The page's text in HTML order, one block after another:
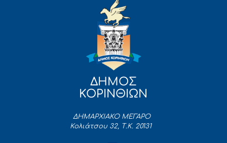
ΔΗΜΟΣ
ΚΟΡΙΝΘΙΩΝ
ΔΗΜΑΡΧΙΑΚΟ ΜΕΓΑΡΟ
Κολιάτσου 32, Τ.Κ. 20131